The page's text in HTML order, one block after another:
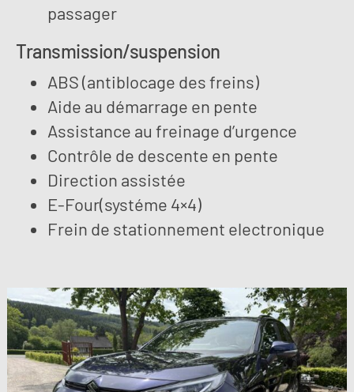
passager
Transmission/suspension
ABS (antiblocage des freins)
Aide au démarrage en pente
Assistance au freinage d’urgence
Contrôle de descente en pente
Direction assistée
E-Four(systéme 4×4)
Frein de stationnement electronique